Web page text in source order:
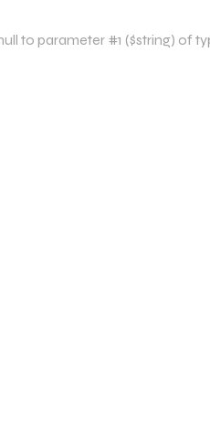
to parameter #1 ($string) of